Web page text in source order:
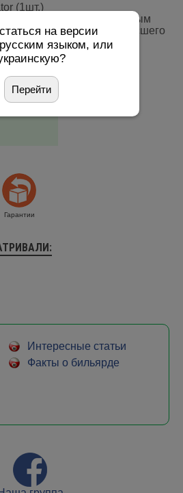
(1шт.)
создан по инновационным
профессионалами высшего
и разработок,
профессиональными
года компания Predator
миру свой новый
специальной химической
чистый оксид кремния, и
разработки мел Predator
с единственной целью –
мела
удара
битку более сильного
Гарантии
Интересные статьи
Факты о бильярде
на версии
языком, или
Перейти